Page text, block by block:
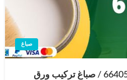
صباغ
صباغ منازل الري / 66405052 / صباغ تركيب ورق